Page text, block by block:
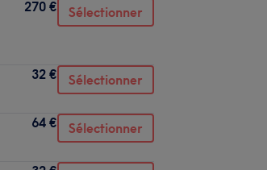
270 € Sélectionner
32 € Sélectionner
64 € Sélectionner